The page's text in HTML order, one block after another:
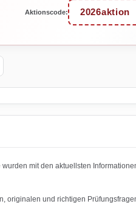
Aktionscode: 2026aktion
mit den aktuellsten
und richtigen